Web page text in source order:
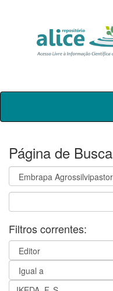
Skip
Página de Busca
Filtros correntes: